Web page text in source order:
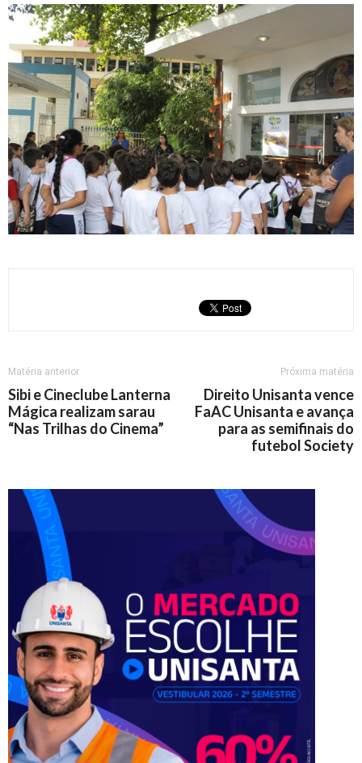
Matéria anterior
Sibi e Cineclube Lanterna
Mágica realizam sarau
“Nas Trilhas do Cinema”
Próxima matéria
Direito Unisanta vence
FaAC Unisanta e avança
para as semifinais do
futebol Society